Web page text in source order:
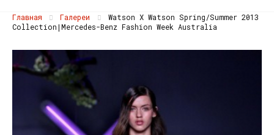
Главная Галереи
Watson X Watson Spring/Summer 2013
Collection|Mercedes-Benz Fashion Week Australia